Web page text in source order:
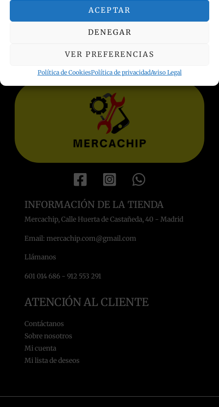
ACEPTAR
DENEGAR
VER PREFERENCIAS
Política de CookiesPolítica de privacidadAviso Legal
INFORMACIÓN LEGAL
Política de Cookies
INFORMACIÓN DE LA TIENDA
Mercachip, Calle Huerta de Castañeda, 40 - Madrid
Email: mercachip.com@gmail.com
Llámanos
601 014 686 - 912 553 291
ATENCIÓN AL CLIENTE
Contáctanos
Sobre nosotros
Mi cuenta
Mi lista de deseos